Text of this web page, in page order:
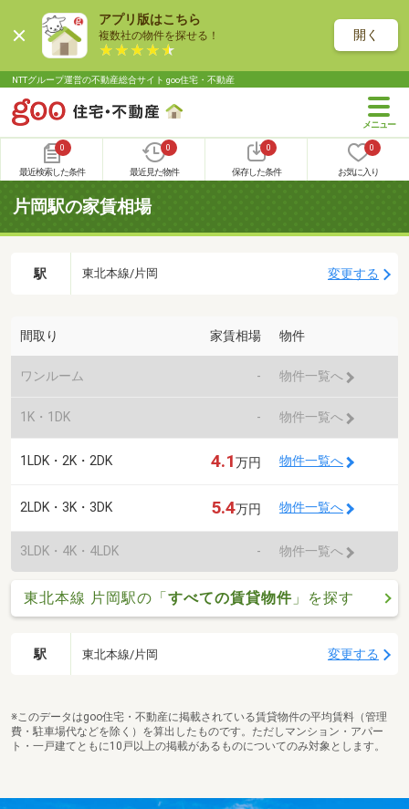
アプリ版はこちら
複数社の物件を探せる！ 開く
NTTグループ運営の不動産総合サイト goo住宅・不動産
0
最近検索した条件
0
最近見た物件
0
保存した条件
0
お気に入り
片岡駅の家賃相場
駅 東北本線/片岡 変更する
間取り 家賃相場 物件
ワンルーム - 物件一覧へ
1K・1DK - 物件一覧へ
1LDK・2K・2DK 4.1万円 物件一覧へ
2LDK・3K・3DK 5.4万円 物件一覧へ
3LDK・4K・4LDK - 物件一覧へ
東北本線 片岡駅の「すべての賃貸物件 」を探す
駅 東北本線/片岡 変更する
※このデータはgoo住宅・不動産に掲載されている賃貸物件の平均賃料（管理
費・駐車場代などを除く）を算出したものです。ただしマンション・アパー
ト・一戸建てともに10戸以上の掲載があるものについてのみ対象とします。